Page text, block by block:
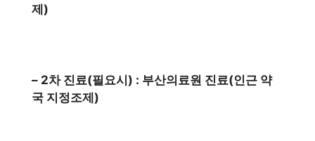
제)
– 2차 진료(필요시) : 부산의료원 진료(인근 약
국 지정조제)